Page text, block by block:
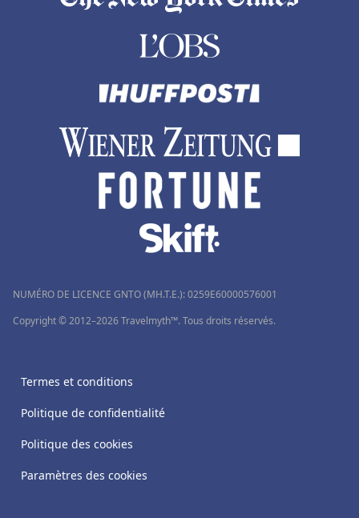
NUMÉRO DE LICENCE GNTO (MH.T.E.): 0259Ε60000576001
Copyright © 2012–2026 Travelmyth™. Tous droits réservés.
Termes et conditions
Politique de confidentialité
Politique des cookies
Paramètres des cookies